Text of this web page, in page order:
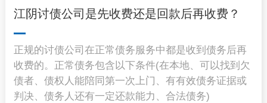
江阴讨债公司是先收费还是回款后再收费？
正规的讨债公司在正常债务服务中都是收到债务后再
收费的。正常债务包含以下条件(在本地、可以找到欠
债者、债权人能陪同第一次上门、有有效债务证据或
判决、债务人还有一定还款能力、合法债务)